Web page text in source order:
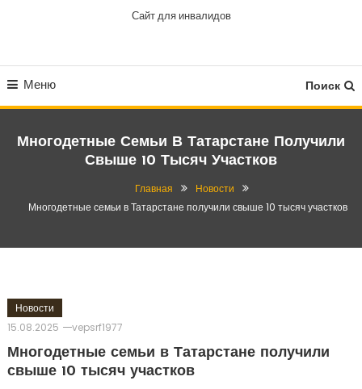
Сайт для инвалидов
Меню Поиск
Многодетные Семьи В Татарстане Получили
Свыше 10 Тысяч Участков
Главная
Новости
Многодетные семьи в Татарстане получили свыше 10 тысяч участков
Новости
15.08.2025
vepsrf1977
Многодетные семьи в Татарстане получили
свыше 10 тысяч участков